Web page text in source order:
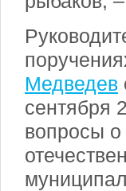
Медведев
сентября
вопросы о